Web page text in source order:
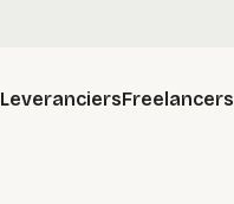
LeveranciersFreelancers